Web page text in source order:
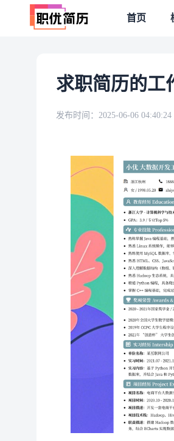
首页
求职简历的工
发布时间： 2025-06-06 04:40:24